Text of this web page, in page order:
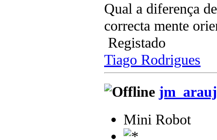
Qual a diferença
correcta mente
Registado
Tiago Rodrigues
Mini Robot